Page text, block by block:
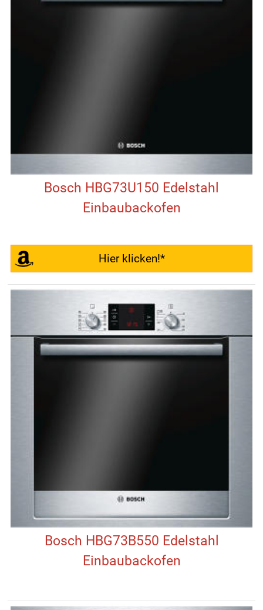
Bosch HBG73U150 Edelstahl
Einbaubackofen
Hier klicken!*
Bosch HBG73B550 Edelstahl
Einbaubackofen